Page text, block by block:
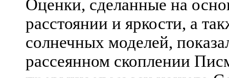
Оценки, сделанные на
расстоянии и яркости, а
солнечных моделей,
рассеянном скоплении